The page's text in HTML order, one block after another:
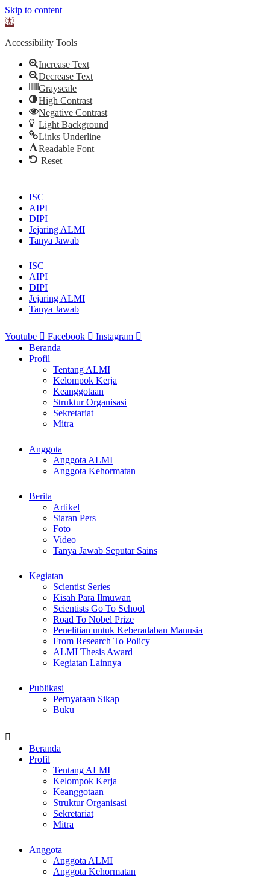
Skip to content
Open
Accessibility Tools
Increase Text
Decrease Text
Grayscale
High Contrast
Negative Contrast
Light Background
Links Underline
Readable Font
Reset
ISC
AIPI
DIPI
Jejaring ALMI
Tanya Jawab
ISC
AIPI
DIPI
Jejaring ALMI
Tanya Jawab
Youtube Facebook
Instagram
Beranda
Profil
Tentang ALMI
Kelompok Kerja
Keanggotaan
Struktur Organisasi
Sekretariat
Mitra
Anggota
Anggota ALMI
Anggota Kehormatan
Berita
Artikel
Siaran Pers
Foto
Video
Tanya Jawab Seputar Sains
Kegiatan
Scientist Series
Kisah Para Ilmuwan
Scientists Go To School
Road To Nobel Prize
Penelitian untuk Keberadaban Manusia
From Research To Policy
ALMI Thesis Award
Kegiatan Lainnya
Publikasi
Pernyataan Sikap
Buku
Beranda
Profil
Tentang ALMI
Kelompok Kerja
Keanggotaan
Struktur Organisasi
Sekretariat
Mitra
Anggota
Anggota ALMI
Anggota Kehormatan